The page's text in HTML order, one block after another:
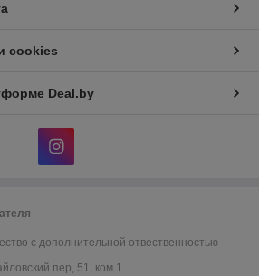
cookies
Deal.by
с дополнительной отвественностью
пер, 51, ком.1